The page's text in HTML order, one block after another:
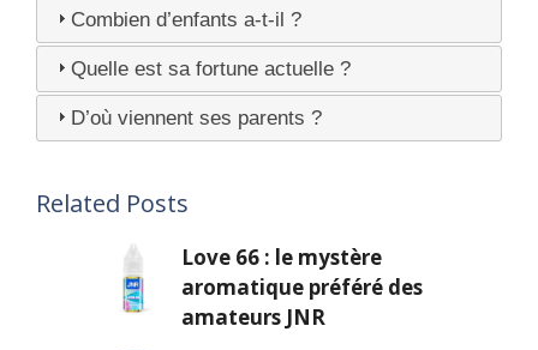
Combien d’enfants a-t-il ?
Quelle est sa fortune actuelle ?
D’où viennent ses parents ?
Related Posts
Love 66 : le mystère
aromatique préféré des
amateurs JNR